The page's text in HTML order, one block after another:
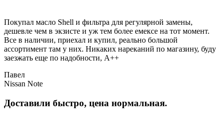
Покупал масло Shell и фильтра для регулярной замены,
дешевле чем в экзисте и уж тем более емексе на тот момент.
Все в наличии, приехал и купил, реально большой
ассортимент там у них. Никаких нареканий по магазину, буду
заезжать еще по надобности, A++
Павел
Nissan Note
Доставили быстро, цена нормальная.